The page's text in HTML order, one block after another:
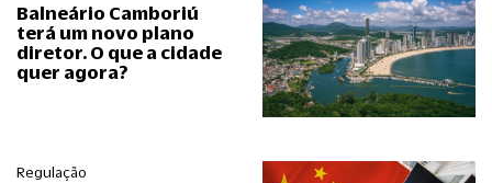
Balneário Camboriú
terá um novo plano
diretor. O que a cidade
quer agora?
Regulação